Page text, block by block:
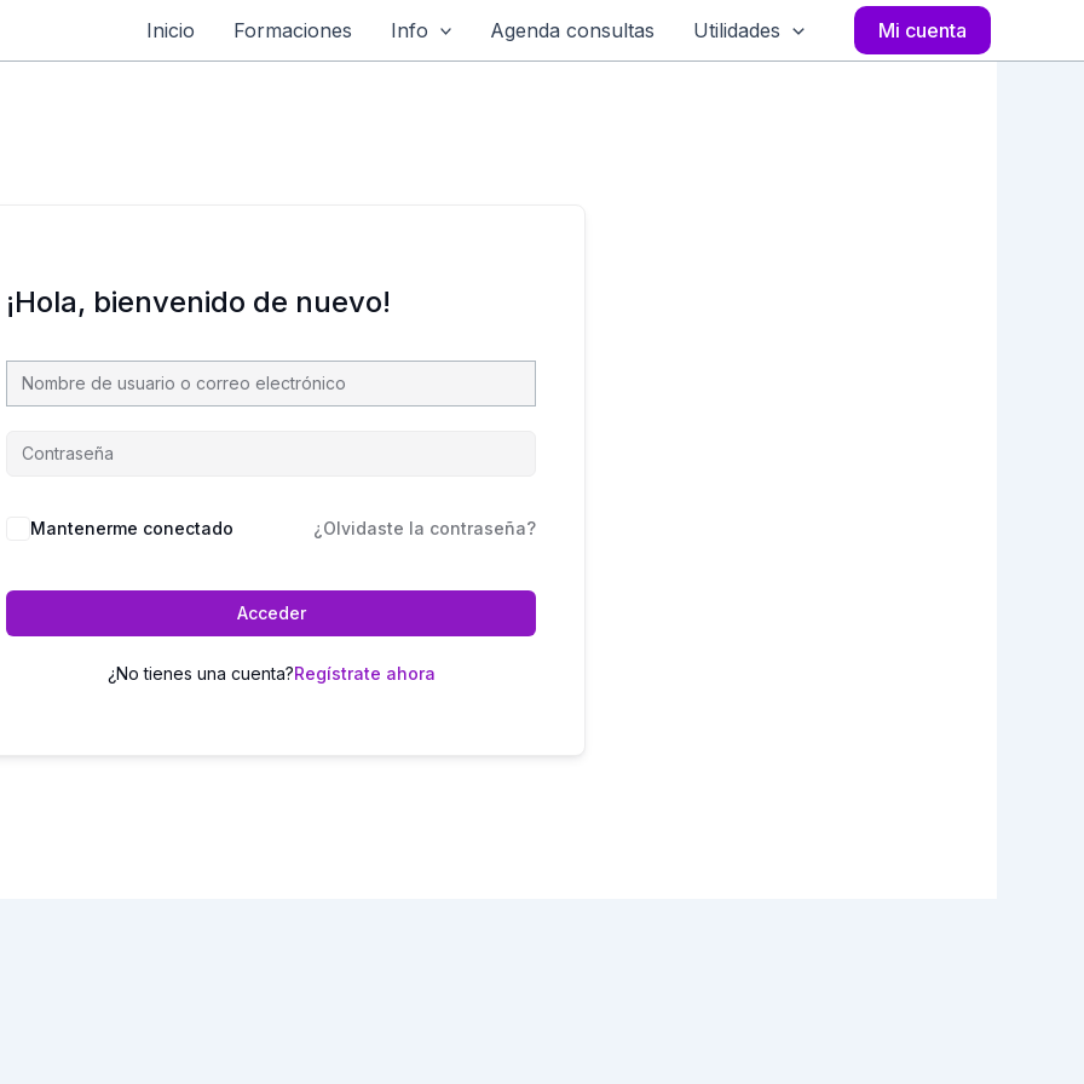
Inicio Formaciones Info Agenda consultas Utilidades Mi cuenta
¡Hola, bienvenido de nuevo!
Mantenerme conectado ¿Olvidaste la contraseña?
Acceder
¿No tienes una cuenta?Regístrate ahora